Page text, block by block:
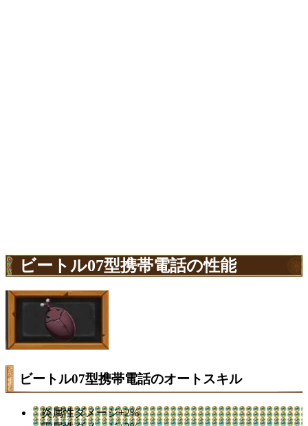
ビートル07型携帯電話の性能
ビートル07型携帯電話のオートスキル
炎属性ダメージ+2%